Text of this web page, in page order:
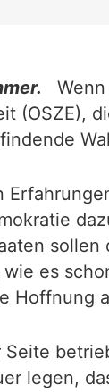
(OSZE),
wie es
Hoffnung
legen,